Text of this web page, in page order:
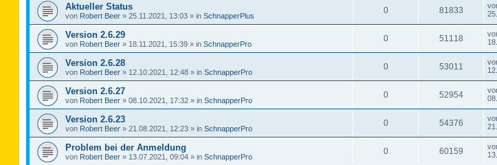
Aktueller Status
von Robert Beer » 25.11.2021, 13:03 » in SchnapperPlus
0 81833
Version 2.6.29
von Robert Beer » 18.11.2021, 15:39 » in SchnapperPro
0 51118
Version 2.6.28
von Robert Beer » 12.10.2021, 12:48 » in SchnapperPro
0 53011
Version 2.6.27
von Robert Beer » 08.10.2021, 17:32 » in SchnapperPro
0 52954
Version 2.6.23
von Robert Beer » 21.08.2021, 12:23 » in SchnapperPro
0 54376
Problem bei der Anmeldung
von Robert Beer » 13.07.2021, 09:04 » in SchnapperPro
0 60159